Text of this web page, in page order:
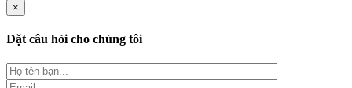
×
Đặt câu hỏi cho chúng tôi